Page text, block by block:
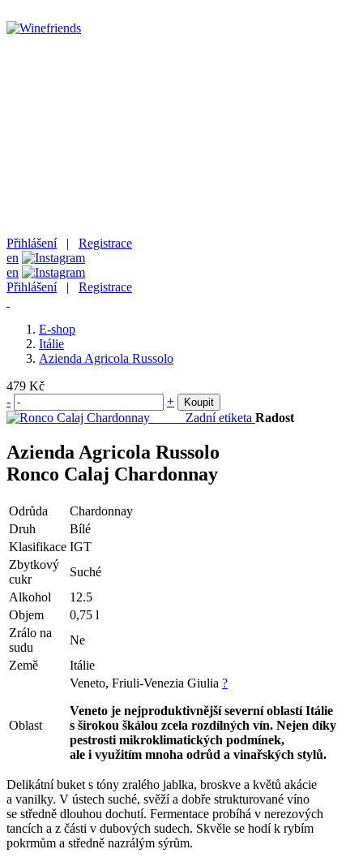
Přihlášení| Registrace
en
en
Přihlášení| Registrace
E-shop
Itálie
Azienda Agricola Russolo
479 Kč
-
+ Koupit
Zadní etiketa Radost
Azienda Agricola Russolo
Ronco Calaj Chardonnay
Odrůda
Chardonnay
Druh
Bílé
Klasifikace IGT
Zbytkový
cukr
Suché
Alkohol
12.5
Objem
0,75 l
Zrálo na
sudu
Ne
Země
Itálie
Oblast
Veneto, Friuli-Venezia Giulia ?
Veneto je nejproduktivnější severní oblastí Itálie
s širokou škálou zcela rozdílných vín. Nejen díky
pestrosti mikroklimatických podmínek,
ale i využitím mnoha odrůd a vinařských stylů.
Delikátní buket s tóny zralého jablka, broskve a květů akácie
a vanilky. V ústech suché, svěží a dobře strukturované víno
se středně dlouhou dochutí. Fermentace probíhá v nerezových
tancích a z části v dubových sudech. Skvěle se hodí k rybím
pokrmům a středně nazrálým sýrům.